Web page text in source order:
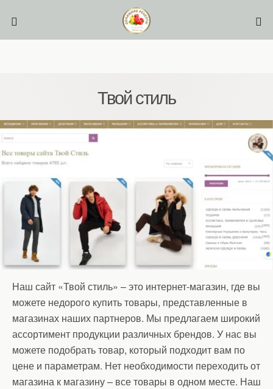
Твой стиль
Наш сайт «Твой стиль» – это интернет-магазин, где вы
можете недорого купить товары, представленные в
магазинах наших партнеров. Мы предлагаем широкий
ассортимент продукции различных брендов. У нас вы
можете подобрать товар, который подходит вам по
цене и параметрам. Нет необходимости переходить от
магазина к магазину – все товары в одном месте. Наш